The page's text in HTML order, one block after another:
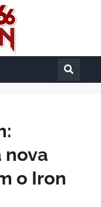
nova
o Iron